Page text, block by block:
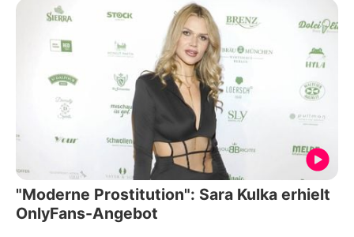
"Moderne Prostitution": Sara Kulka erhielt
OnlyFans-Angebot